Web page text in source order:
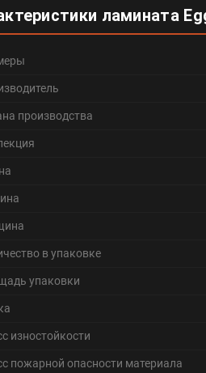
ламината
производства
в упаковке
упаковки
изностойкости
пожарной опасности материала